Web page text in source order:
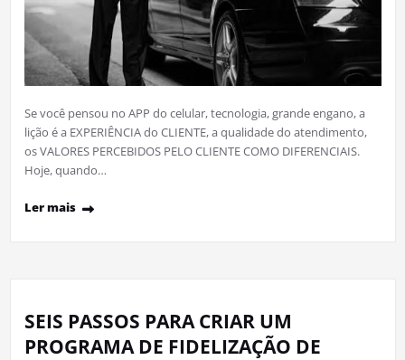
Se você pensou no APP do celular, tecnologia, grande engano, a
lição é a EXPERIÊNCIA do CLIENTE, a qualidade do atendimento,
os VALORES PERCEBIDOS PELO CLIENTE COMO DIFERENCIAIS.
Hoje, quando…
Ler mais
SEIS PASSOS PARA CRIAR UM
PROGRAMA DE FIDELIZAÇÃO DE